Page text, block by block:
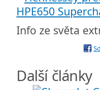
Info ze světa
Další články